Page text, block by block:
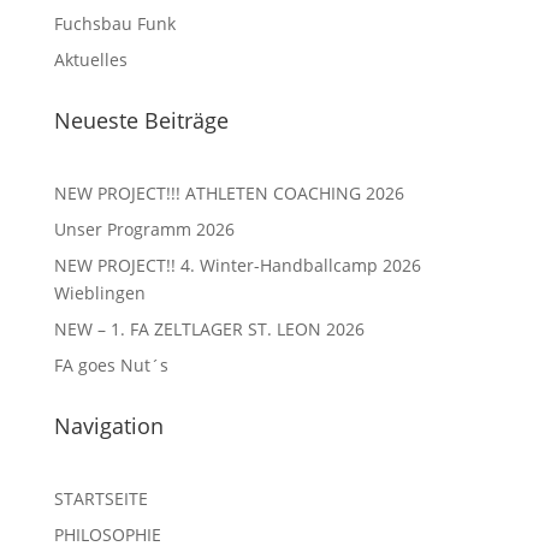
Fuchsbau Funk
Aktuelles
Neueste Beiträge
NEW PROJECT!!! ATHLETEN COACHING 2026
Unser Programm 2026
NEW PROJECT!! 4. Winter-Handballcamp 2026
Wieblingen
NEW – 1. FA ZELTLAGER ST. LEON 2026
FA goes Nut´s
Navigation
STARTSEITE
PHILOSOPHIE